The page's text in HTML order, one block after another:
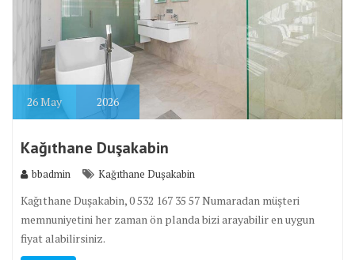
26May 2026
Kağıthane Duşakabin
bbadmin Kağıthane Duşakabin
Kağıthane Duşakabin, 0 532 167 35 57 Numaradan müşteri
memnuniyetini her zaman ön planda bizi arayabilir en uygun
fiyat alabilirsiniz.